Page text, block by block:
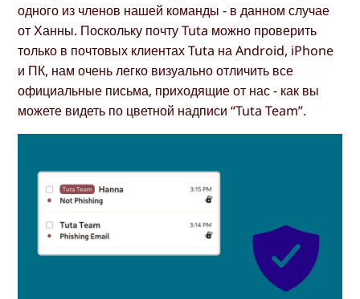
одного из членов нашей команды - в данном случае
от Ханны. Поскольку почту Tuta можно проверить
только в почтовых клиентах Tuta на Android, iPhone
и ПК, нам очень легко визуально отличить все
официальные письма, приходящие от нас - как вы
можете видеть по цветной надписи “Tuta Team”.